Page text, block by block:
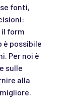
fonti,
il form
è possibile
Per noi è
sulle
alla